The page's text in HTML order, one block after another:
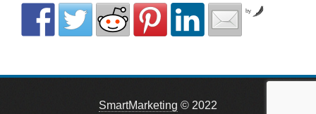
by
SmartMarketing © 2022